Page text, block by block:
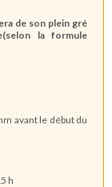
de son plein gré
la formule
avant le début du
h